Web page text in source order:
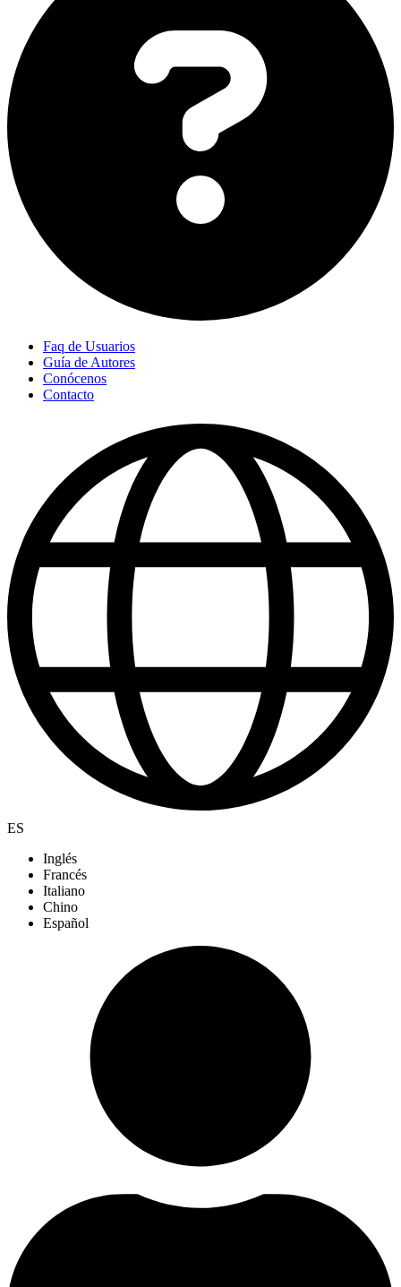
Faq de Usuarios
Guía de Autores
Conócenos
Contacto
ES
Inglés
Francés
Italiano
Chino
Español